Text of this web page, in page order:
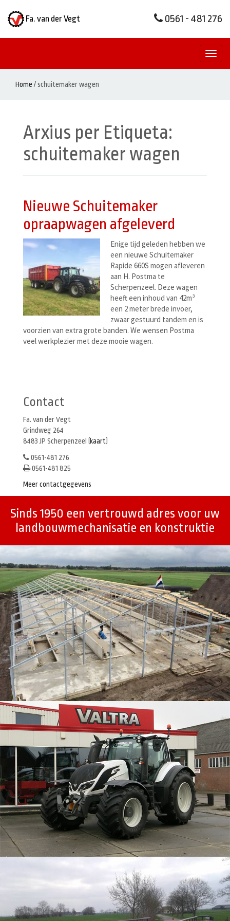
Fa. van der Vegt 0561 - 481 276
Home /schuitemaker wagen
Arxius per Etiqueta:
schuitemaker wagen
Nieuwe Schuitemaker
opraapwagen afgeleverd
Enige tijd geleden hebben we
een nieuwe Schuitemaker
Rapide 660S mogen afleveren
aan H. Postma te
Scherpenzeel. Deze wagen
heeft een inhoud van 42m³
een 2 meter brede invoer,
zwaar gestuurd tandem en is
voorzien van extra grote banden. We wensen Postma
veel werkplezier met deze mooie wagen.
Contact
Fa. van der Vegt
Grindweg 264
8483 JP Scherpenzeel (
kaart
0561-481 276
0561-481 825
Meer contactgegevens
Sinds 1950 een vertrouwd adres voor uw
landbouwmechanisatie en konstruktie